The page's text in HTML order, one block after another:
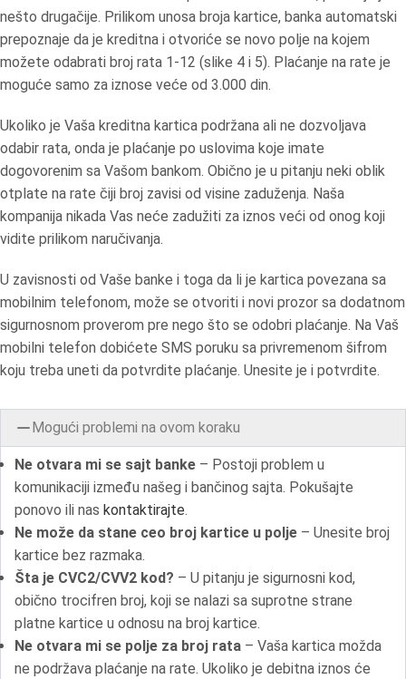
nešto drugačije. Prilikom unosa broja kartice, banka automatski
prepoznaje da je kreditna i otvoriće se novo polje na kojem
možete odabrati broj rata 1-12 (slike 4 i 5). Plaćanje na rate je
moguće samo za iznose veće od 3.000 din.
Ukoliko je Vaša kreditna kartica podržana ali ne dozvoljava
odabir rata, onda je plaćanje po uslovima koje imate
dogovorenim sa Vašom bankom. Obično je u pitanju neki oblik
otplate na rate čiji broj zavisi od visine zaduženja. Naša
kompanija nikada Vas neće zadužiti za iznos veći od onog koji
vidite prilikom naručivanja.
U zavisnosti od Vaše banke i toga da li je kartica povezana sa
mobilnim telefonom, može se otvoriti i novi prozor sa dodatnom
sigurnosnom proverom pre nego što se odobri plaćanje. Na Vaš
mobilni telefon dobićete SMS poruku sa privremenom šifrom
koju treba uneti da potvrdite plaćanje. Unesite je i potvrdite.
Mogući problemi na ovom koraku
Ne otvara mi se sajt banke – Postoji problem u
komunikaciji između našeg i bančinog sajta. Pokušajte
ponovo ili nas kontaktirajte.
Ne može da stane ceo broj kartice u polje – Unesite broj
kartice bez razmaka.
Šta je CVC2/CVV2 kod? – U pitanju je sigurnosni kod,
obično trocifren broj, koji se nalazi sa suprotne strane
platne kartice u odnosu na broj kartice.
Ne otvara mi se polje za broj rata – Vaša kartica možda
ne podržava plaćanje na rate. Ukoliko je debitna iznos će